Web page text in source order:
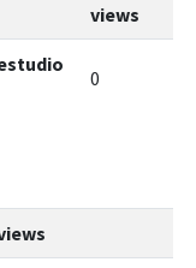
views
0